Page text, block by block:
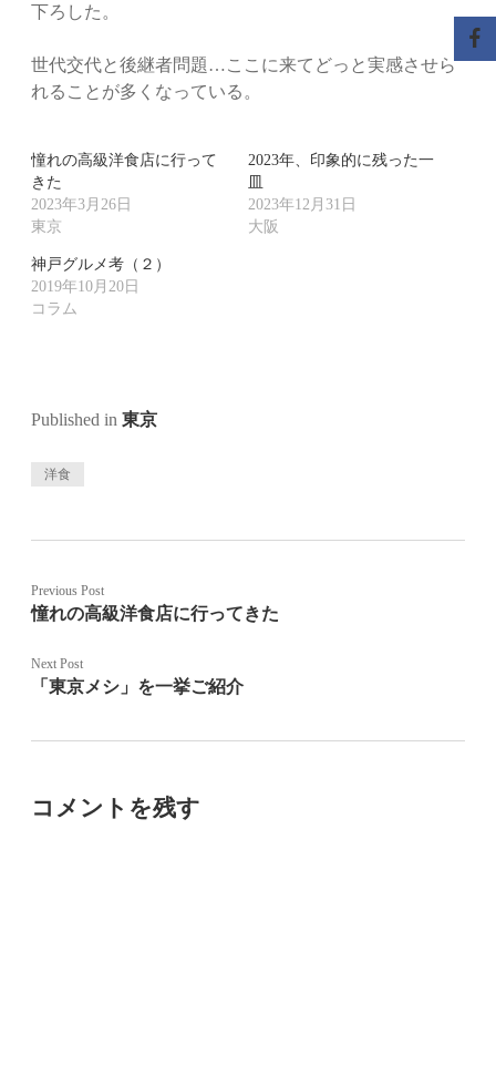
下ろした。
世代交代と後継者問題…ここに来てどっと実感させら
れることが多くなっている。
憧れの高級洋食店に行って
きた
2023年3月26日
東京
2023年、印象的に残った一
皿
2023年12月31日
大阪
神戸グルメ考（２）
2019年10月20日
コラム
Published in 東京
洋食
Previous Post
憧れの高級洋食店に行ってきた
Next Post
「東京メシ」を一挙ご紹介
コメントを残す